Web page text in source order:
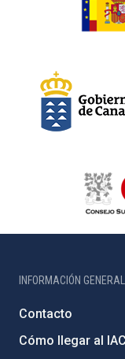
INFORMACIÓN GENERAL
Contacto
Cómo llegar al IAC